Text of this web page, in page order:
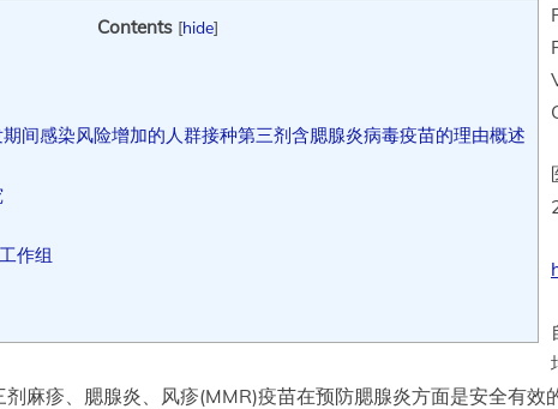
Contents [hide]
间感染风险增加的人群接种第三剂含腮腺炎病毒疫苗的理由概述
作组
麻疹、腮腺炎、风疹(MMR)疫苗在预防腮腺炎方面是安全有